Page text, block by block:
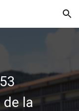
Skip to navigation
de la